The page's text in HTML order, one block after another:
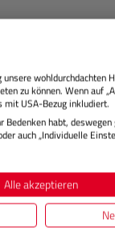
€
DEN WARENKORB
wohldurchdachten
zu können. Wenn auf
mit USA-Bezug inkludiert.
habt,
auch „Individuelle
Alle akzeptieren